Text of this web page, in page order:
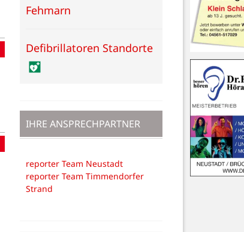
Fehmarn
Defibrillatoren Standorte
IHRE ANSPRECHPARTNER
reporter Team Neustadt
reporter Team Timmendorfer
Strand